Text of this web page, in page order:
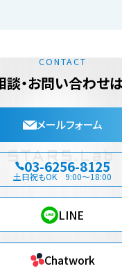
CONTACT
談・お問い合わせ
メールフォーム
03-6256-8125
土日祝もOK 9:00～18:00
LINE
Chatwork